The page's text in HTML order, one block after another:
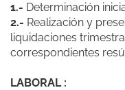
1.- Determinación
2.- Realización y
liquidaciones
correspondientes
LABORAL :